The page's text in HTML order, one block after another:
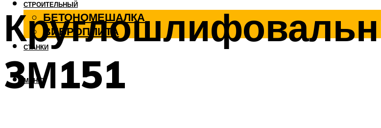
СТРОИТЕЛЬНЫЙ
БЕТОНОМЕШАЛКА
ВИБРОПЛИТА
СТАНКИ
МЕНЮ
3М151